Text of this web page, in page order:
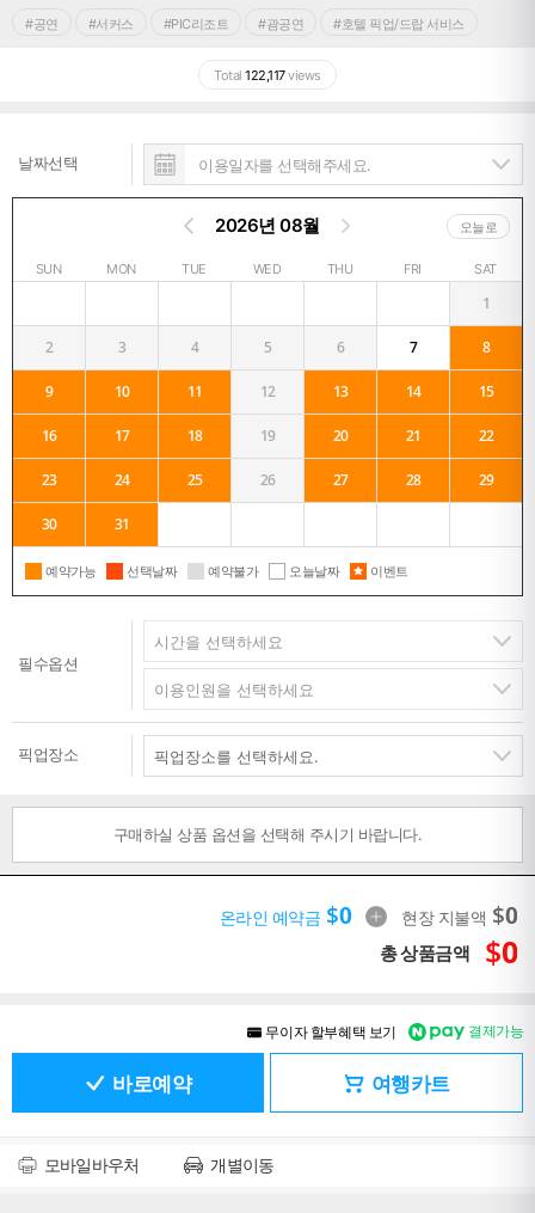
#공연 #서커스 #PIC리조트 #괌공연 #호텔 픽업/드랍 서비스
Total122,117views
날짜선택
2026년 08월 오늘로
SUN MON TUE WED THU FRI SAT
1
2 3 4 5 6 7 8
9 10 11 12 13 14 15
16 17 18 19 20 21 22
23 24 25 26 27 28 29
30 31
예약가능 선택날짜 예약불가 오늘날짜 이벤트
필수옵션
픽업장소
구매하실 상품 옵션을 선택해 주시기 바랍니다.
온라인 예약금 $0 현장 지불액 $0
총 상품금액 $0
무이자 할부혜택 보기 결제가능
바로예약 여행카트
모바일바우처 개별이동